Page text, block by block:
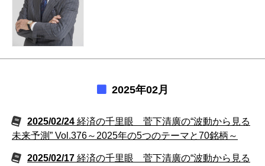
2025年02月
2025/02/24 経済の千里眼 菅下清廣の“波動から見る
未来予測” Vol.376～2025年の5つのテーマと70銘柄～
2025/02/17 経済の千里眼 菅下清廣の“波動から見る